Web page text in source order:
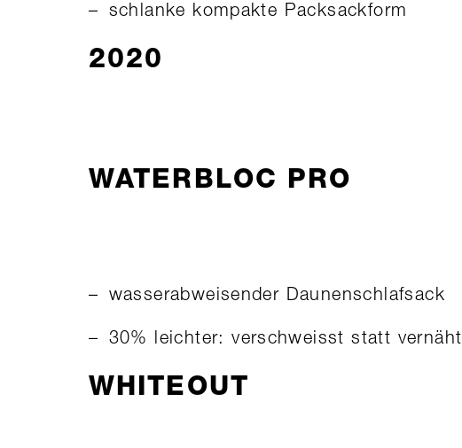
schlanke kompakte Packsackform
2020
WATERBLOC PRO
wasserabweisender Daunenschlafsack
30% leichter: verschweisst statt vernäht
WHITEOUT